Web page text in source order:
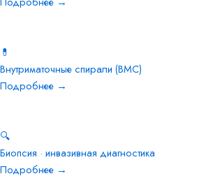
💊
Внутриматочные спирали (ВМС)
Подробнее →
🔍
Биопсия · инвазивная диагностика
Подробнее →